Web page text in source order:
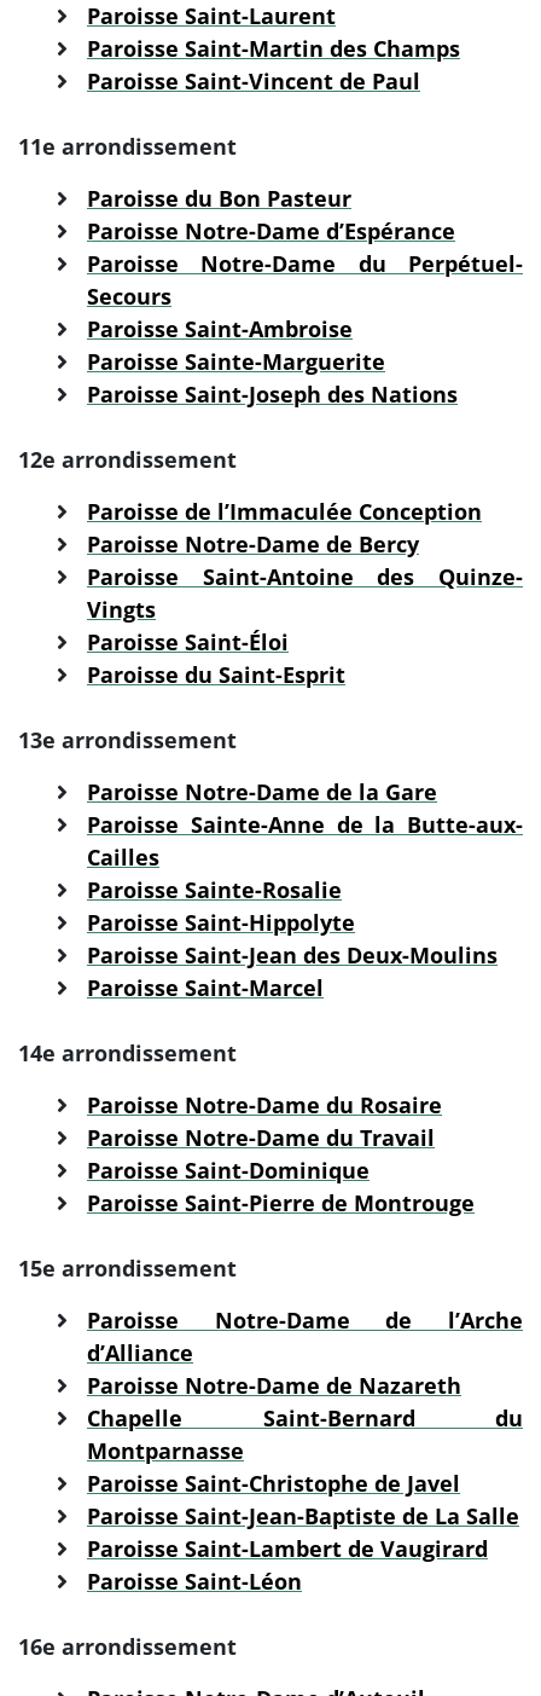
Paroisse Saint-Laurent
Paroisse Saint-Martin des Champs
Paroisse Saint-Vincent de Paul
11e arrondissement
Paroisse du Bon Pasteur
Paroisse Notre-Dame d’Espérance
Paroisse Notre-Dame du Perpétuel-
Secours
Paroisse Saint-Ambroise
Paroisse Sainte-Marguerite
Paroisse Saint-Joseph des Nations
12e arrondissement
Paroisse de l’Immaculée Conception
Paroisse Notre-Dame de Bercy
Paroisse Saint-Antoine des Quinze-
Vingts
Paroisse Saint-Éloi
Paroisse du Saint-Esprit
13e arrondissement
Paroisse Notre-Dame de la Gare
Paroisse Sainte-Anne de la Butte-aux-
Cailles
Paroisse Sainte-Rosalie
Paroisse Saint-Hippolyte
Paroisse Saint-Jean des Deux-Moulins
Paroisse Saint-Marcel
14e arrondissement
Paroisse Notre-Dame du Rosaire
Paroisse Notre-Dame du Travail
Paroisse Saint-Dominique
Paroisse Saint-Pierre de Montrouge
15e arrondissement
Paroisse Notre-Dame de l’Arche
d’Alliance
Paroisse Notre-Dame de Nazareth
Chapelle Saint-Bernard du
Montparnasse
Paroisse Saint-Christophe de Javel
Paroisse Saint-Jean-Baptiste de La Salle
Paroisse Saint-Lambert de Vaugirard
Paroisse Saint-Léon
16e arrondissement